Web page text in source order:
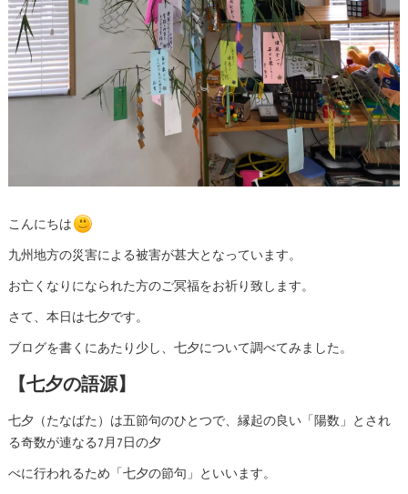
こんにちは
九州地方の災害による被害が甚大となっています。
お亡くなりになられた方のご冥福をお祈り致します。
さて、本日は七夕です。
ブログを書くにあたり少し、七夕について調べてみました。
【七夕の語源】
七夕（たなばた）は五節句のひとつで、縁起の良い「陽数」とされ
る奇数が連なる7月7日の夕
べに行われるため「七夕の節句」といいます。